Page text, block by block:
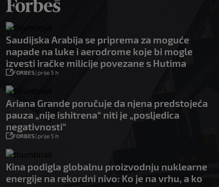
Saudijska Arabija se priprema za moguće
napade na luke i aerodrome koje bi mogle
izvesti iračke milicije povezane s Hutima
FORBES| prije 5 h
Ariana Grande poručuje da njena predstojeća
pauza „nije ishitrena“ niti je „posljedica
negativnosti“
FORBES| prije 5 h
Kina podigla globalnu proizvodnju nuklearne
energije na rekordni nivo: Ko je na vrhu, a ko